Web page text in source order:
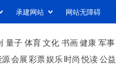
承建网站 网站无障碍
量子 体育文化 书画健康 军事
会展彩票娱乐时尚 悦读公益